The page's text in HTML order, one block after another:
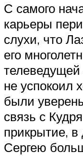
С самого
карьеры
слухи, что
его
не успокоил
были
связь с
прикрытие, в
Сергею